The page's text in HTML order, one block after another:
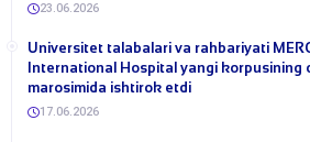
23.06.2026
Universitet talabalari va rahbariyati
International Hospital yangi korpusining
marosimida ishtirok etdi
17.06.2026